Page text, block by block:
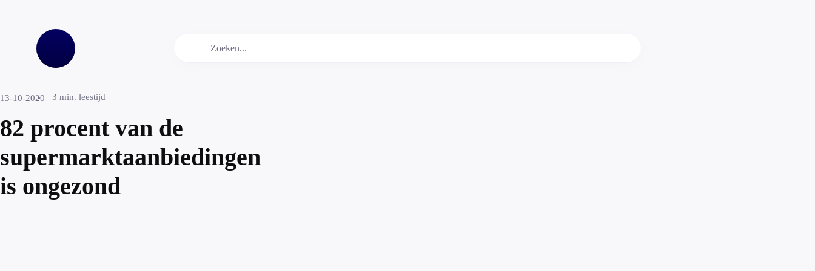
13-10-2020 3 min. leestijd
82 procent van de
supermarktaanbiedingen
is ongezond